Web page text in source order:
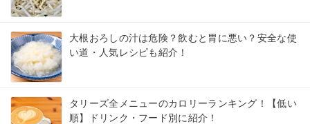
大根おろしの汁は危険？飲むと胃に悪い？安全な使
い道・人気レシピも紹介！
タリーズ全メニューのカロリーランキング！【低い
順】ドリンク・フード別に紹介！